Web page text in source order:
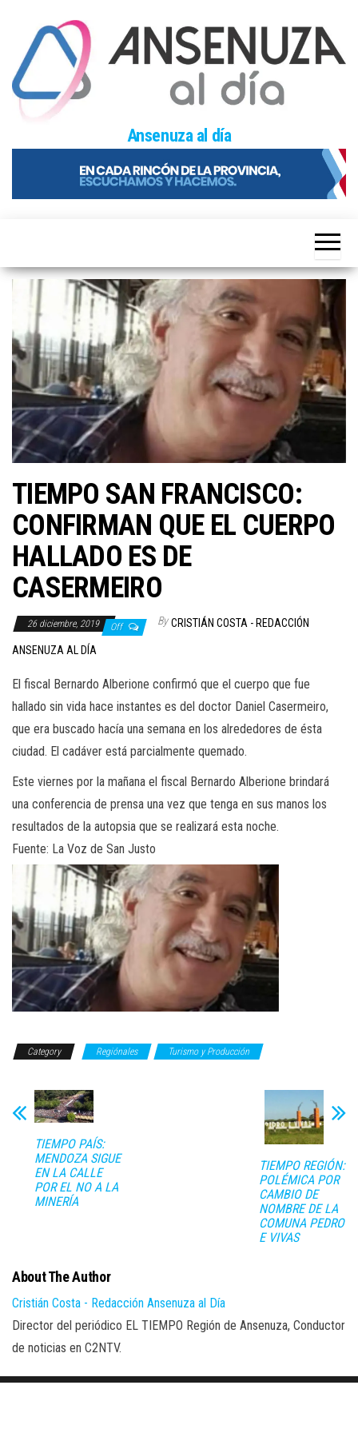
content
Ansenuza al día
TIEMPO SAN FRANCISCO:
CONFIRMAN QUE EL CUERPO
HALLADO ES DE
CASERMEIRO
26 diciembre, 2019 Off By CRISTIÁN COSTA - REDACCIÓN
ANSENUZA AL DÍA
El fiscal Bernardo Alberione confirmó que el cuerpo que fue
hallado sin vida hace instantes es del doctor Daniel Casermeiro,
que era buscado hacía una semana en los alrededores de ésta
ciudad. El cadáver está parcialmente quemado.
Este viernes por la mañana el fiscal Bernardo Alberione brindará
una conferencia de prensa una vez que tenga en sus manos los
resultados de la autopsia que se realizará esta noche.
Fuente: La Voz de San Justo
Category Regiónales Turismo y Producción
TIEMPO PAÍS:
MENDOZA SIGUE
EN LA CALLE
POR EL NO A LA
MINERÍA
TIEMPO REGIÓN:
POLÉMICA POR
CAMBIO DE
NOMBRE DE LA
COMUNA PEDRO
E VIVAS
About The Author
Cristián Costa - Redacción Ansenuza al Día
Director del periódico EL TIEMPO Región de Ansenuza, Conductor
de noticias en C2NTV.